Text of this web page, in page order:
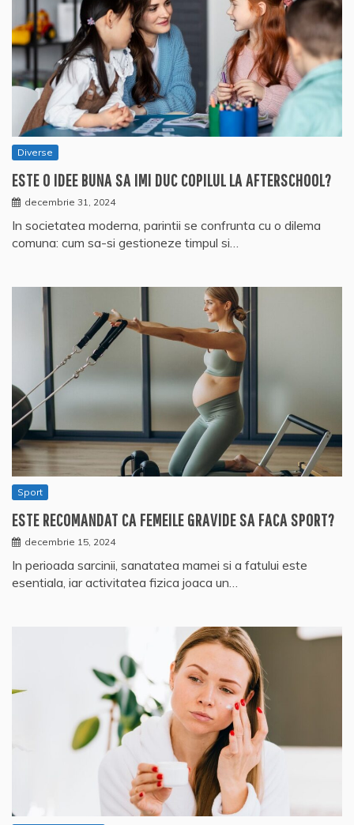
Diverse
ESTE O IDEE BUNA SA IMI DUC COPILUL LA AFTERSCHOOL?
decembrie 31, 2024
In societatea moderna, parintii se confrunta cu o dilema
comuna: cum sa-si gestioneze timpul si…
Sport
ESTE RECOMANDAT CA FEMEILE GRAVIDE SA FACA SPORT?
decembrie 15, 2024
In perioada sarcinii, sanatatea mamei si a fatului este
esentiala, iar activitatea fizica joaca un…